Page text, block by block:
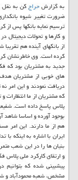
به گزارشحراجکن به نقل
ضرورت تغییر شیوه
ترسیم نمایه بانکها پس از
و کارها و تحولات
از بانکهای آینده هم
کرده است. وی خاطرنشان
جدید به مشتریان بود که
های خوبی از مشتریان
دریافت نمودند و این امر
که مشتریان از ما
پلاس پاسخ داده است.
بوجود آورده و اساسا شاهد
هم از ما دارند. این امر
ایران با اشاره به اینکه
بنیان ها را در این شعب
و ارتقای کارکرد ملی پلاس
پیشبینی شده که
مشخص، شعبه محمودآباد و